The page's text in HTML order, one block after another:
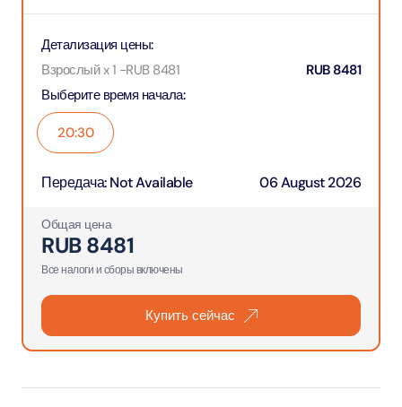
Выберите время начала:
20:30
Детализация цены:
Взрослый x 1 -RUB 8481 RUB 8481
Передача:Not Available 06 August 2026
Общая цена
RUB8481
Все налоги и сборы включены
Купить сейчас